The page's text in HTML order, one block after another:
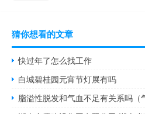
猜你想看的文章
快过年了怎么找工作
白城碧桂园元宵节灯展有吗
脂溢性脱发和气血不足有关系吗（